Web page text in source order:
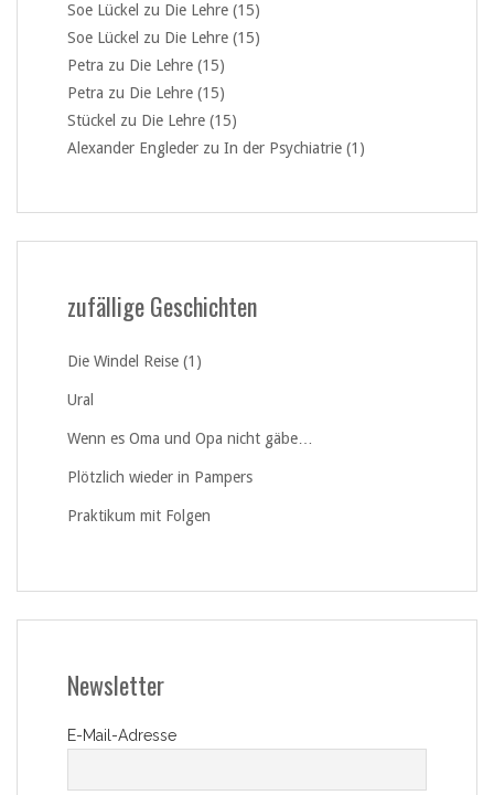
Soe Lückel zu Die Lehre (15)
Soe Lückel zu Die Lehre (15)
Petra zu Die Lehre (15)
Petra zu Die Lehre (15)
Stückel zu Die Lehre (15)
Alexander Engleder zu In der Psychiatrie (1)
zufällige Geschichten
Die Windel Reise (1)
Ural
Wenn es Oma und Opa nicht gäbe…
Plötzlich wieder in Pampers
Praktikum mit Folgen
Newsletter
E-Mail-Adresse